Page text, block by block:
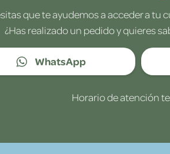
que te ayudemos a acceder a tu
¿Has realizado un pedido y quieres
WhatsApp
Horario de atención